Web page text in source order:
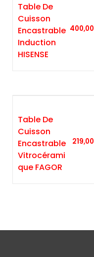
Table De
Cuisson
Encastrable
Induction
HISENSE
400,00
Table De
Cuisson
Encastrable
Vitrocérami
Que FAGOR
219,00